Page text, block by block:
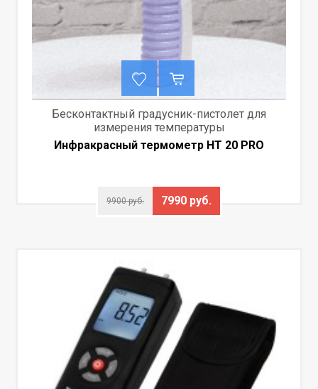
Бесконтактный градусник-пистолет для
измерения температуры
Инфракрасный термометр HT 20 PRO
9900 руб. 7990 руб.